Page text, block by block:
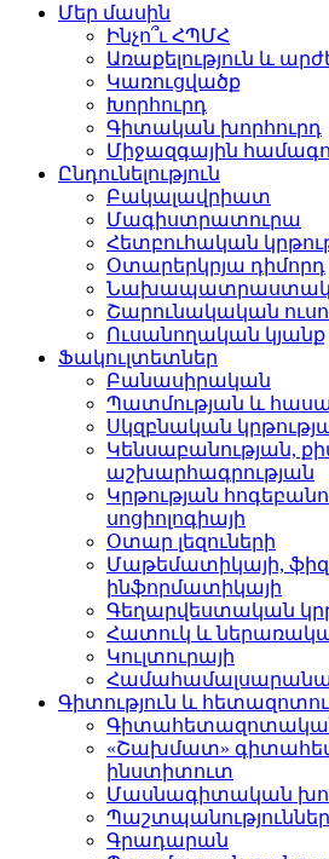
Մեր մասին
Ինչո՞ւ ՀՊՄՀ
Առաքելություն և
Կառուցվածք
Խորհուրդ
Գիտական խորհուրդ
Միջազգային
Ընդունելություն
Բակալավրիատ
Մագիստրատուրա
Հետբուհական
Օտարերկրյա դիմորդ
Շարունակական
Ուսանողական կյանք
Ֆակուլտետներ
Բանասիրական
Պատմության և
Սկզբնական
Կենսաբանության,
աշխարհագրության
Կրթության
սոցիոլոգիայի
Օտար լեզուների
Մաթեմատիկայի,
ինֆորմատիկայի
Գեղարվեստական
Հատուկ և
Կուլտուրայի
Գիտություն և
«Շախմատ»
ինստիտուտ
Մասնագիտական
Պաշտպանություններ
Գրադարան